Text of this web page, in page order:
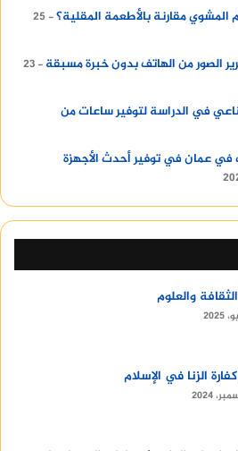
المشوي مقارنة بالأطعمة المقلية؟
25
الصور من الهاتف بدون خبرة مسبقة
23
في الدراسة لتوفير ساعات من
عمان في توفير أحدث الأجهزة
والعلوم
الزنا في الإسلام